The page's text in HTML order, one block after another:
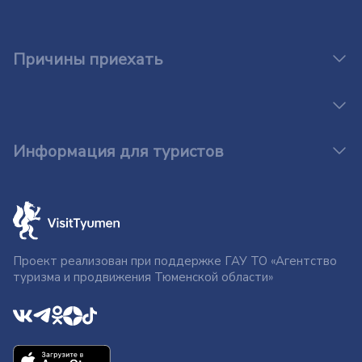
Причины приехать
Информация для туристов
Проект реализован при поддержке ГАУ ТО «Агентство
туризма и продвижения Тюменской области»